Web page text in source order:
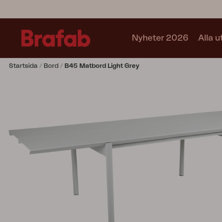
Nyheter 2026 Alla
Soffa
Fåtölj
Stol
Startsida Bord B45 Matbord Light Grey